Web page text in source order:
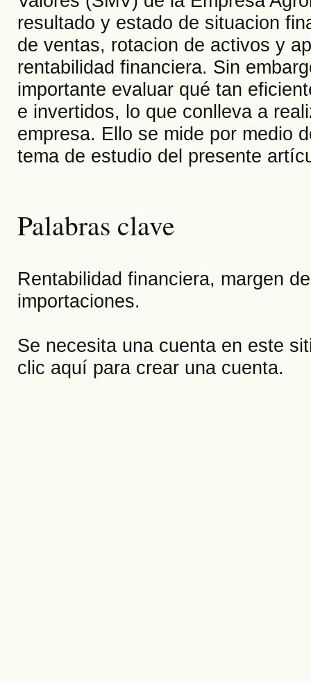
resultado y estado de situacion
de ventas, rotacion de activos y
rentabilidad financiera. Sin
importante evaluar qué tan
e invertidos, lo que conlleva a
empresa. Ello se mide por medio
tema de estudio del presente
Palabras clave
Rentabilidad financiera, margen
importaciones.
Se necesita una cuenta en este
clic aquí para crear una cuenta.